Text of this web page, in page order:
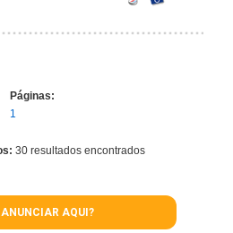
Páginas:
1
30 resultados encontrados
ANUNCIAR AQUI?